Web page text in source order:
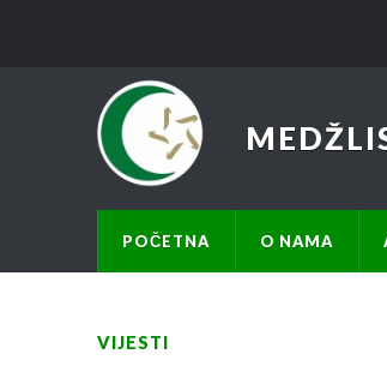
POČETNA O NAMA
VIJESTI